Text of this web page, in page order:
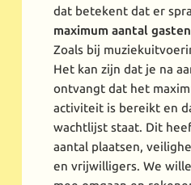
dat betekent dat er
maximum aantal gasten
Zoals bij
Het kan zijn dat je na
ontvangt dat het
activiteit is bereikt en
wachtlijst staat. Dit
aantal plaatsen,
en vrijwilligers. We